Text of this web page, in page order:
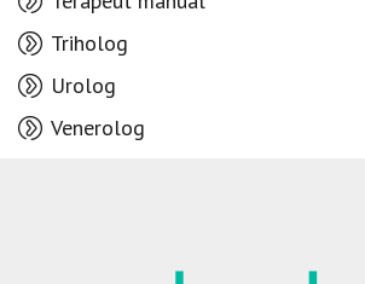
Triholog
Urolog
Venerolog